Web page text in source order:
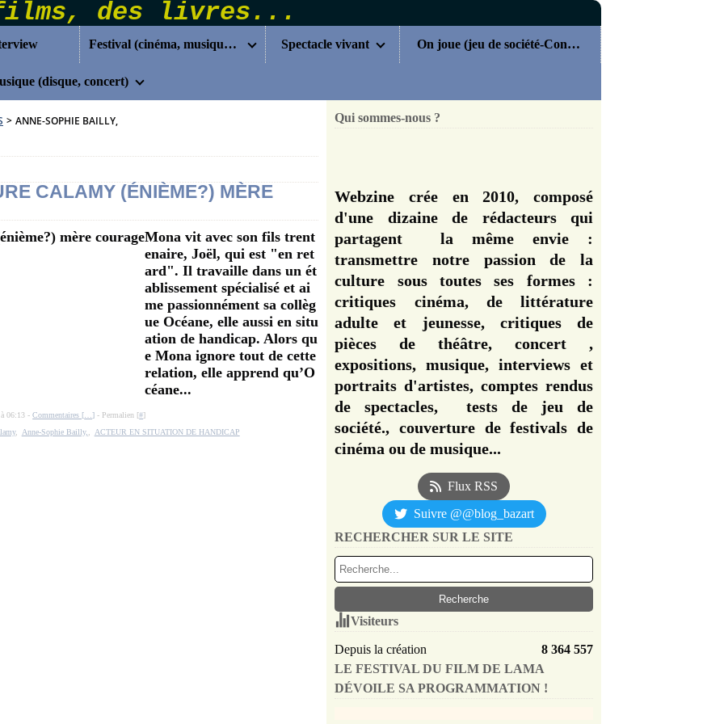
Festival (cinéma, musique...) Spectacle vivant On joue (jeu de société-Concours)
(disque, concert)
> ANNE-SOPHIE BAILLY,
CALAMY (ÉNIÈME?) MÈRE
Mona vit avec son fils trent
enaire, Joël, qui est "en ret
ard". Il travaille dans un ét
ablissement spécialisé et ai
me passionnément sa collèg
ue Océane, elle aussi en situ
ation de handicap. Alors qu
e Mona ignore tout de cette
relation, elle apprend qu’O
céane...
à 06:13 -Commentaires [ …] - Permalien [#]
, Anne-Sophie Bailly, ACTEUR EN SITUATION DE HANDICAP
Qui sommes-nous ?
Webzine crée en 2010, composé
d'une dizaine de rédacteurs qui
partagent la même envie :
transmettre notre passion de la
culture sous toutes ses formes :
critiques cinéma, de littérature
adulte et jeunesse, critiques de
pièces de théâtre, concert ,
expositions, musique, interviews et
portraits d'artistes, comptes rendus
de spectacles, tests de jeu de
société., couverture de festivals de
cinéma ou de musique...
Flux RSS
Suivre @@blog_bazart
RECHERCHER SUR LE SITE
Visiteurs
Depuis la création
8 364 557
LE FESTIVAL DU FILM DE LAMA
DÉVOILE SA PROGRAMMATION !